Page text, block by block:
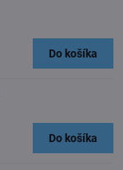
Do košíka
Do košíka